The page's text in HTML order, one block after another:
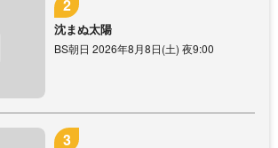
沈まぬ太陽
BS朝日 2026年8月8日(土) 夜9:00